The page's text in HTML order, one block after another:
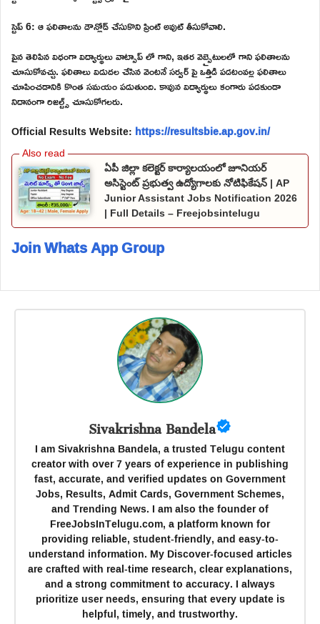
స్టెప్ 6: ఆ ఫలితాలను డౌన్లోడ్ చేసుకొని ప్రింట్ అవుట్ తీసుకోవాలి.
పైన తెలిపిన విధంగా విద్యార్థులు వాట్సాప్ లో గాని, ఇతర వెబ్సైటులలో గాని ఫలితాలను
చూసుకోవచ్చు. ఫలితాలు విడుదల చేసిన వెంటనే సర్వర్ పై ఒత్తిడి పడటంవల్ల ఫలితాలు
చూపించడానికి కొంత సమయం పడుతుంది. కావున విద్యార్థులు కంగారు పడకుండా
నిదానంగా రిజల్ట్స్ చూసుకోగలరు.
Official Results Website: https://resultsbie.ap.gov.in/
ఏపీ జిల్లా కలెక్టర్ కార్యాలయంలో జూనియర్
అసిస్టెంట్ ప్రభుత్వ ఉద్యోగాలకు నోటిఫికేషన్ | AP
Junior Assistant Jobs Notification 2026
| Full Details – Freejobsintelugu
Join Whats App Group
Sivakrishna Bandela
I am Sivakrishna Bandela, a trusted Telugu content
creator with over 7 years of experience in publishing
fast, accurate, and verified updates on Government
Jobs, Results, Admit Cards, Government Schemes,
and Trending News. I am also the founder of
FreeJobsInTelugu.com, a platform known for
providing reliable, student-friendly, and easy-to-
understand information. My Discover-focused articles
are crafted with real-time research, clear explanations,
and a strong commitment to accuracy. I always
prioritize user needs, ensuring that every update is
helpful, timely, and trustworthy.